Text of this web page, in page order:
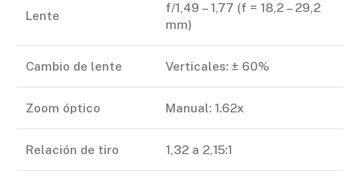
Lente
f/1,49 – 1,77 (f = 18,2 – 29,2
mm)
Cambio de lente Verticales: ± 60%
Zoom óptico Manual: 1.62x
Relación de tiro 1,32 a 2,15:1